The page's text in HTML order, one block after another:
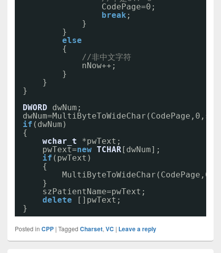
CodePage=0;
break ;
}
}
else
{
//非中文字符
nNow++;
}
}
}
DWORD
dwNum;
if (dwNum)
{
wchar_t
*pwText;
pwText=new TCHAR[dwNum];
if (pwText)
{
}
szPatientName=pwText;
delete
[]pwText;
}
Posted in CPP | Tagged Charset, VC | Leave a reply